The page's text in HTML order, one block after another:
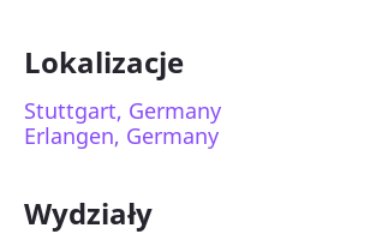
Lokalizacje
Stuttgart, Germany
Erlangen, Germany
Wydziały